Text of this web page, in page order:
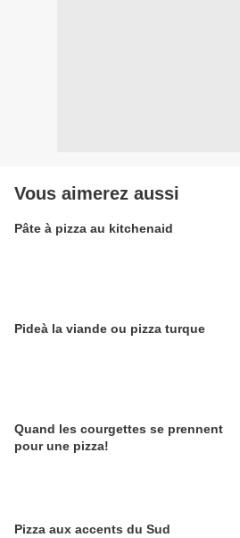
Vous aimerez aussi
Pâte à pizza au kitchenaid
Pideà la viande ou pizza turque
Quand les courgettes se prennent
pour une pizza!
Pizza aux accents du Sud